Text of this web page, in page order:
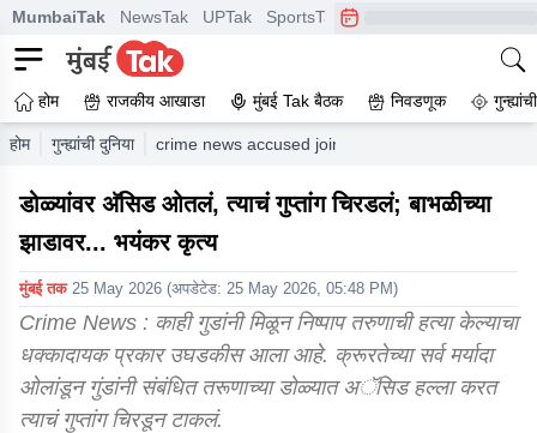
MumbaiTak NewsTak UPTak SportsTak CrimeTak
होम राजकीय आखाडा मुंबई Tak बैठक निवडणूक
होम गुन्ह्यांची दुनिया crime news accused jointly assaulted a young
डोळ्यांवर अ‍ॅसिड ओतलं, त्याचं गुप्तांग चिरडलं; बाभळीच्या
झाडावर... भयंकर कृत्य
मुंबई तक 25 May 2026 (अपडेटेड: 25 May 2026, 05:48 PM)
Crime News : काही गुडांनी मिळून निष्पाप तरुणाची हत्या केल्याचा
धक्कादायक प्रकार उघडकीस आला आहे. क्रूरतेच्या सर्व मर्यादा
ओलांडून गुंडांनी संबंधित तरूणाच्या डोळ्यात अॅसिड हल्ला करत
त्याचं गुप्तांग चिरडून टाकलं.